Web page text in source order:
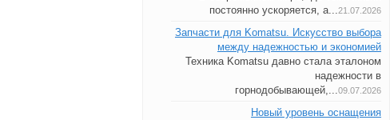
постоянно ускоряется, а...21.07.2026
Запчасти для Komatsu. Искусство выбора
между надежностью и экономией
Техника Komatsu давно стала эталоном
надежности в
горнодобывающей,...09.07.2026
Новый уровень оснащения